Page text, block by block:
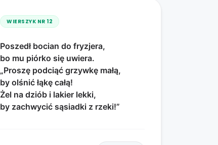
WIERSZYK NR 12
Poszedł bocian do fryzjera,
bo mu piórko się uwiera.
„Proszę podciąć grzywkę małą,
by olśnić łąkę całą!
Żel na dziób i lakier lekki,
by zachwycić sąsiadki z rzeki!”